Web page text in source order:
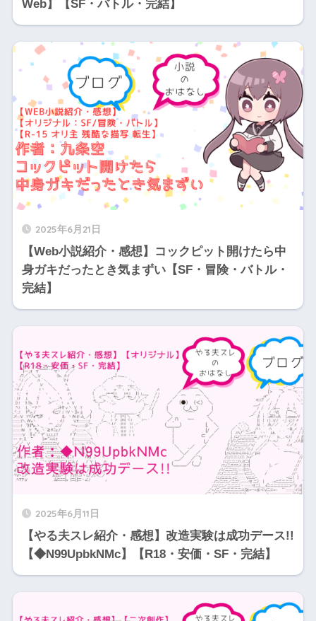
Web】【SF・バトル・完結】
2025年6月21日
【Web小説紹介・感想】コックピット開けたら中
身ガキだったとき気まずい【SF・冒険・バトル・
完結】
2025年6月11日
【やる夫スレ紹介・感想】改造実験は成功デース!!
【◆N99UpbkNMc】【R18・安価・SF・完結】